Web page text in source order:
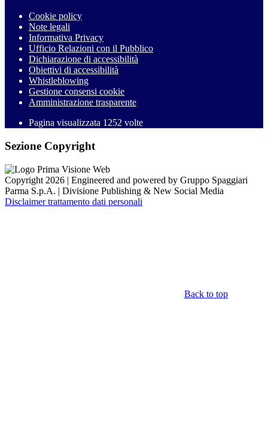
Cookie policy
Note legali
Informativa Privacy
Ufficio Relazioni con il Pubblico
Dichiarazione di accessibilità
Obiettivi di accessibilità
Whistleblowing
Gestione consensi cookie
Amministrazione trasparente
Pagina visualizzata 1252 volte
Sezione Copyright
Copyright 2026 | Engineered and powered by Gruppo Spaggiari
Parma S.p.A. | Divisione Publishing & New Social Media
Disclaimer trattamento dati personali
Back to top